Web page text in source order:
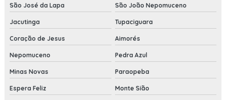
São José da Lapa São João Nepomuceno
Jacutinga Tupaciguara
Coração de Jesus Aimorés
Nepomuceno Pedra Azul
Minas Novas Paraopeba
Espera Feliz Monte Sião